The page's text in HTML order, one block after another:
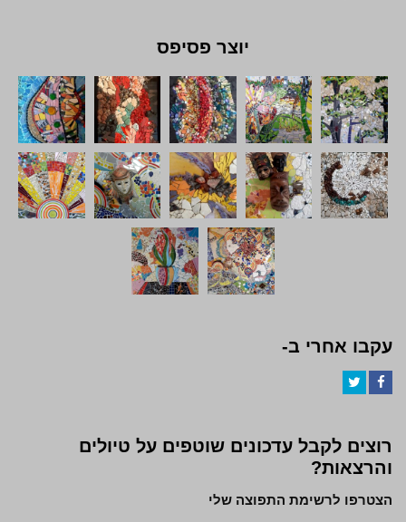
יוצר פסיפס
עקבו אחרי ב-
רוצים לקבל עדכונים שוטפים על טיולים
והרצאות?
הצטרפו לרשימת התפוצה שלי